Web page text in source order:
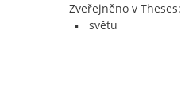
Zveřejněno v Theses:
světu